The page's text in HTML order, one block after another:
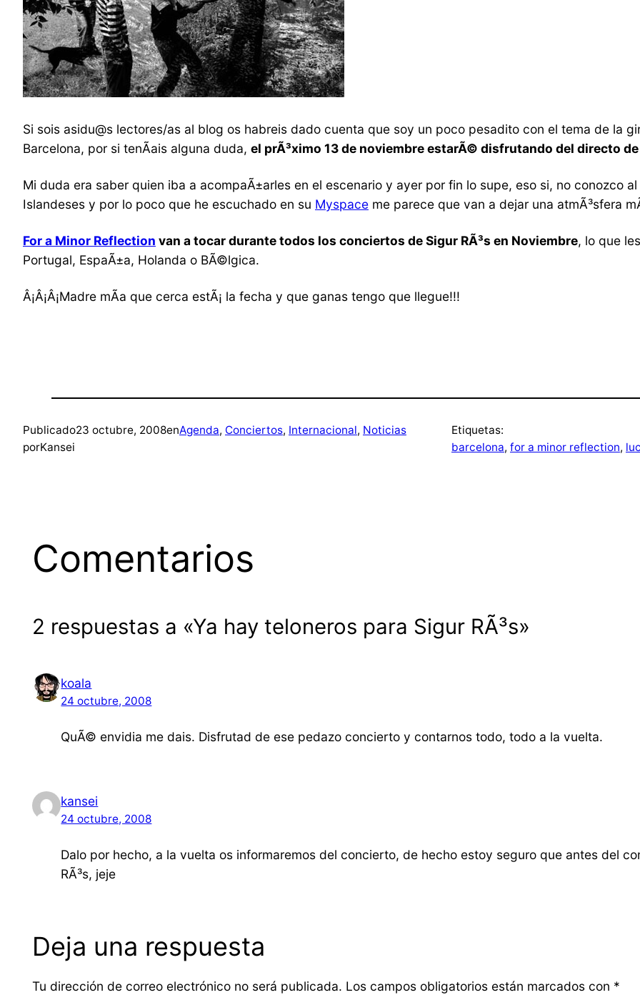
Si sois asidu@s lectores/as al blog os habreis dado cuenta que soy un poco pesadito con el tema de la
Barcelona, por si tenÃ­ais alguna duda, el prÃ³ximo 13 de noviembre estarÃ© disfrutando del directo
Mi duda era saber quien iba a acompaÃ±arles en el escenario y ayer por fin lo supe, eso si, no conozco
Islandeses y por lo poco que he escuchado en su Myspace me parece que van a dejar una atmÃ³sfera
For a Minor Reflection van a tocar durante todos los conciertos de Sigur RÃ³s en Noviembre, lo que
Portugal, EspaÃ±a, Holanda o BÃ©lgica.
Â¡Â¡Â¡Madre mÃ­a que cerca estÃ¡ la fecha y que ganas tengo que llegue!!!
Publicado23 octubre, 2008enAgenda, Conciertos, Internacional, Noticias
porKansei
Etiquetas:
barcelona, for a minor reflection,
Comentarios
2 respuestas a «Ya hay teloneros para Sigur RÃ³s»
koala
24 octubre, 2008
QuÃ© envidia me dais. Disfrutad de ese pedazo concierto y contarnos todo, todo a la vuelta.
kansei
24 octubre, 2008
Dalo por hecho, a la vuelta os informaremos del concierto, de hecho estoy seguro que antes del
RÃ³s, jeje
Deja una respuesta
Tu dirección de correo electrónico no será publicada. Los campos obligatorios están marcados con *